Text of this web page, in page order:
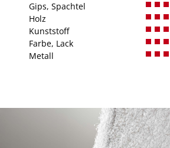
Gips, Spachtel
Holz
Kunststoff
Farbe, Lack
Metall